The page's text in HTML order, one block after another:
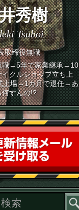
秀樹
Tsuboi
取締役無職
職→5年で家業継承→10
クルショップ立ち上
上場→1カ月で退任→あ
何すんの!?